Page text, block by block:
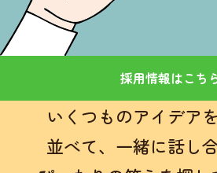
採用情報はこち
いくつものアイデア
並べて、 一緒に話し